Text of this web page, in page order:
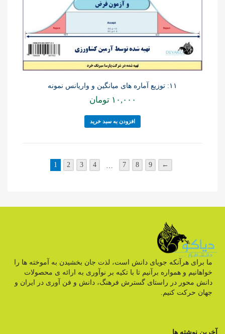
۱۱: توزیع آماره های میانگین و واریانس نمونه
۱۰,۰۰۰ تومان
افزودن به سبد خرید
1 2 3 4 7 8 9 ←
ما برای هرآنکه جویای دانش است، لذت جان بخشیدن به آموخته ها را
خواهانیم و همواره برآنیم تا با تکیه بر نوآوری به ارائه ی محصولات
دانش محور در راستای گسترش فرهنگ، دانش و فن آوری در ایران و
جهان حرکت کنیم.
آخرین نوشته ها